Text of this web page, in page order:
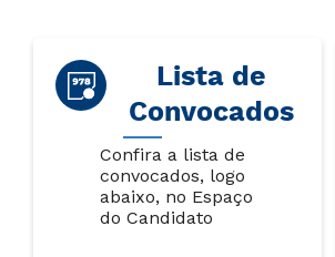
Lista de
Convocados
Confira a lista de
convocados, logo
abaixo, no Espaço
do Candidato